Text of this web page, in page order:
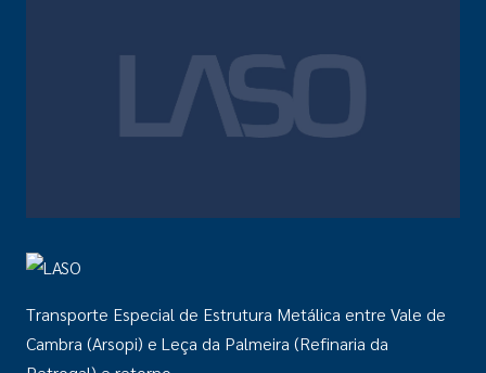
Transporte Especial de Estrutura Metálica entre Vale de
Cambra (Arsopi) e Leça da Palmeira (Refinaria da